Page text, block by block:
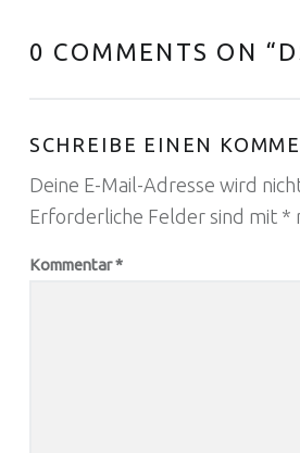
0 COMMENTS ON “
SCHREIBE EINEN
Deine E-Mail-Adresse wird
Erforderliche Felder sind mit *
Kommentar*